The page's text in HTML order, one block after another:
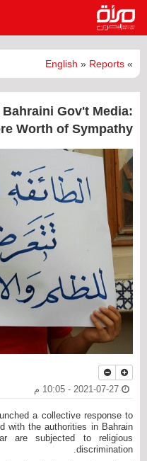
»
English » Reports
Gov't Media:
Worth of Sympathy
a collective response to
with the authorities in Bahrain
are subjected to religious
discrimination.